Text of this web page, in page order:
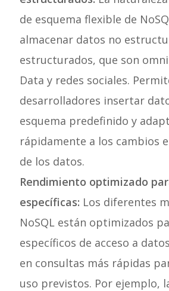
de esquema flexible de
almacenar datos no
estructurados, que son
Data y redes sociales.
desarrolladores insertar
esquema predefinido y
rápidamente a los cambios
de los datos.
Rendimiento optimizado
específicas: Los diferentes
NoSQL están optimizados
específicos de acceso a
en consultas más rápidas
uso previstos. Por ejemplo,